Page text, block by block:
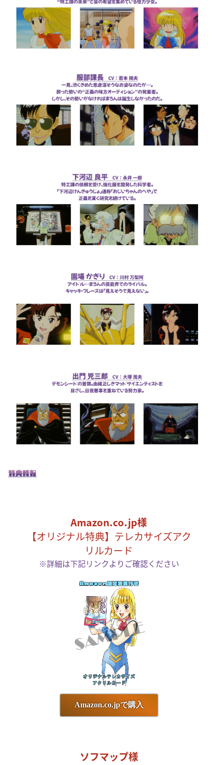
Amazon.co.jp様
【オリジナル特典】テレカサイズアク
リルカード
※詳細は下記リンクよりご確認ください
Amazon.co.jpで購入
ソフマップ様